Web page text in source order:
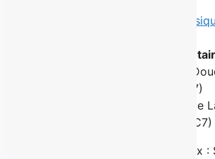
ca/e/billets-
Service d’aide
(135, rue
Malbaie (Québec) G5A 1R7)
(31, rue
Clermont (Québec) G4A 1C7)
Merci aux partenaires principaux :